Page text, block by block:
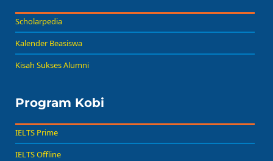
Scholarpedia
Kalender Beasiswa
Kisah Sukses Alumni
Program Kobi
IELTS Prime
IELTS Offline